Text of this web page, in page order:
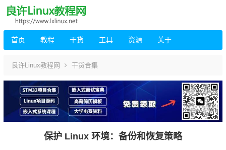
首页 教程 干货 工具 资源 关于
良许Linux教程网 干货合集
保护 Linux 环境：备份和恢复策略